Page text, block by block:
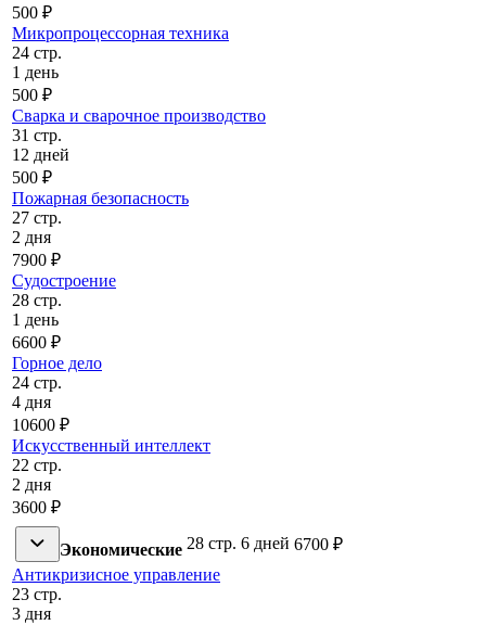
500 ₽
Микропроцессорная техника
24 стр.
1 день
500 ₽
Сварка и сварочное производство
31 стр.
12 дней
500 ₽
Пожарная безопасность
27 стр.
2 дня
7900 ₽
Судостроение
28 стр.
1 день
6600 ₽
Горное дело
24 стр.
4 дня
10600 ₽
Искусственный интеллект
22 стр.
2 дня
3600 ₽
Экономические 28 стр. 6 дней 6700 ₽
Антикризисное управление
23 стр.
3 дня